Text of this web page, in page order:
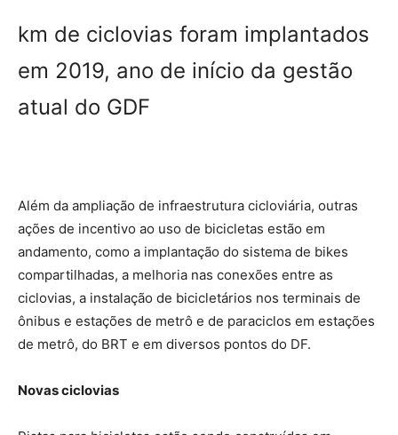
km de ciclovias foram implantados
em 2019, ano de início da gestão
atual do GDF
Além da ampliação de infraestrutura cicloviária, outras
ações de incentivo ao uso de bicicletas estão em
andamento, como a implantação do sistema de bikes
compartilhadas, a melhoria nas conexões entre as
ciclovias, a instalação de bicicletários nos terminais de
ônibus e estações de metrô e de paraciclos em estações
de metrô, do BRT e em diversos pontos do DF.
Novas ciclovias